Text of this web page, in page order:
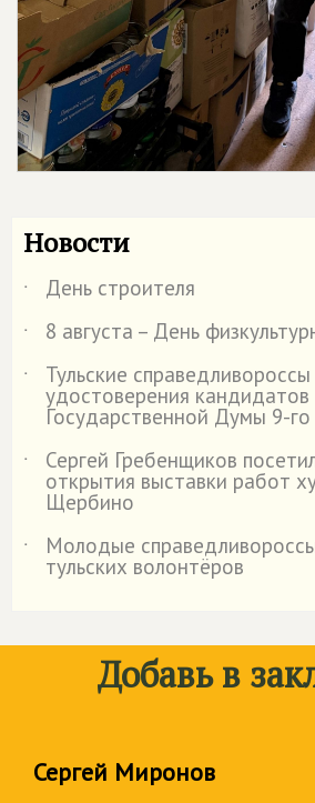
Новости
˙
День строителя
˙
8 августа – День
˙
Тульские справедливороссы
удостоверения
Государственной Думы 9-го
˙
Сергей Гребенщиков
открытия выставки работ
Щербино
˙
Молодые
тульских волонтёров
Добавь в
Сергей Миронов